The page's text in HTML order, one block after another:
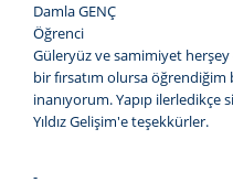
Damla GENÇ
Öğrenci
Güleryüz ve samimiyet herşey
bir fırsatım olursa
inanıyorum. Yapıp ilerledikçe
Yıldız Gelişim'e teşekkürler.
-